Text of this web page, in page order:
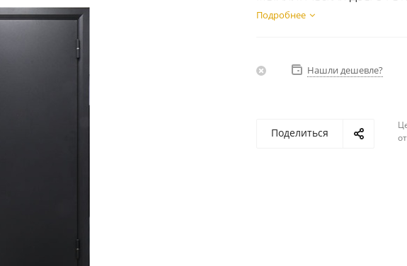
Подробнее
Нашли дешевле?
Поделиться